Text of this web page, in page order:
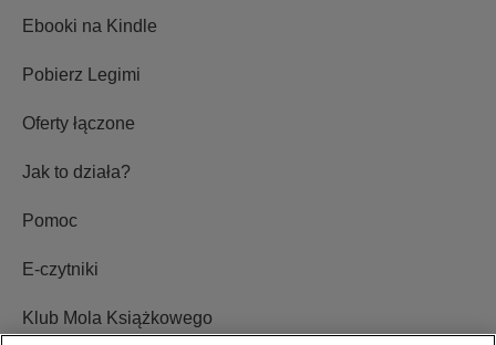
Ebooki na Kindle
Pobierz Legimi
Oferty łączone
Jak to działa?
Pomoc
E-czytniki
Klub Mola Książkowego